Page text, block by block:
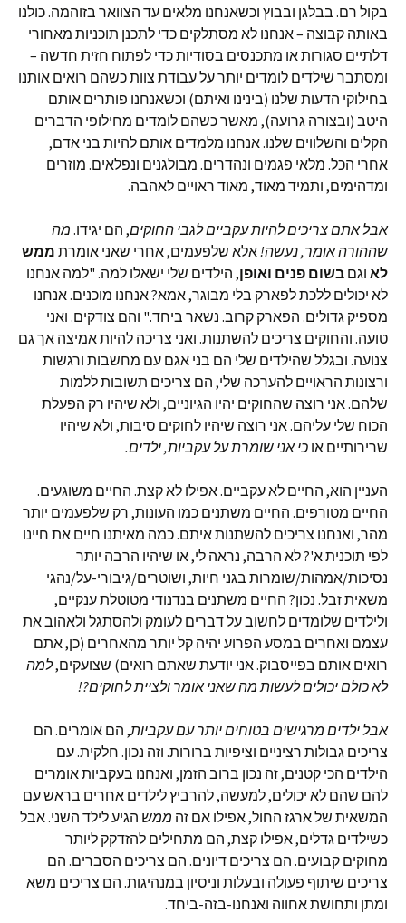
בקול רם. בבלגן ובבוץ וכשאנחנו מלאים עד הצוואר בזוהמה. כולנו
באותה קבוצה – אנחנו לא מסתלקים כדי לתכנן תוכניות מאחורי
דלתיים סגורות או מתכנסים בסודיות כדי לפתוח חזית חדשה –
ומסתבר שילדים לומדים יותר על עבודת צוות כשהם רואים אותנו
בחילוקי הדעות שלנו (בינינו ואיתם) וכשאנחנו פותרים אותם
היטב (ובצורה גרועה), מאשר כשהם לומדים מחילופי הדברים
הקלים והשלווים שלנו. אנחנו מלמדים אותם להיות בני אדם,
אחרי הכל. מלאי פגמים ונהדרים. מבולגנים ונפלאים. מוזרים
ומדהימים, ותמיד מאוד, מאוד ראויים לאהבה.
אבל אתם צריכים להיות עקביים לגבי החוקים, הם יגידו. מה
שההורה אומר, נעשה!אלא שלפעמים, אחרי שאני אומרת ממש
לא וגם בשום פנים ואופן, הילדים שלי ישאלו למה. "למה אנחנו
לא יכולים ללכת לפארק בלי מבוגר, אמא? אנחנו מוכנים. אנחנו
מספיק גדולים. הפארק קרוב. נשאר ביחד." והם צודקים. ואני
טועה. והחוקים צריכים להשתנות. ואני צריכה להיות אמיצה אך גם
צנועה. ובגלל שהילדים שלי הם בני אגם עם מחשבות ורגשות
ורצונות הראויים להערכה שלי, הם צריכים תשובות ללמות
שלהם. אני רוצה שהחוקים יהיו הגיוניים, ולא שיהיו רק הפעלת
הכוח שלי עליהם. אני רוצה שיהיו לחוקים סיבות, ולא שיהיו
שרירותיים או כי אני שומרת על עקביות, ילדים.
העניין הוא, החיים לא עקביים. אפילו לא קצת. החיים משוגעים.
החיים מטורפים. החיים משתנים כמו העונות, רק שלפעמים יותר
מהר, ואנחנו צריכים להשתנות איתם. כמה מאיתנו חיים את חיינו
לפי תוכנית א'? לא הרבה, נראה לי, או שיהיו הרבה יותר
נסיכות/אמהות/שומרות בגני חיות, ושוטרים/גיבורי-על/נהגי
משאית זבל. נכון? החיים משתנים בנדנודי מטוטלת ענקיים,
ולילדים שלומדים לחשוב על דברים לעומק ולהסתגל ולאהוב את
עצמם ואחרים במסע הפרוע יהיה קל יותר מהאחרים (כן, אתם
רואים אותם בפייסבוק. אני יודעת שאתם רואים) שצועקים,למה
לא כולם יכולים לעשות מה שאני אומר ולציית לחוקים?!
אבל ילדים מרגישים בטוחים יותר עם עקביות, הם אומרים. הם
צריכים גבולות רציניים וציפיות ברורות. וזה נכון. חלקית. עם
הילדים הכי קטנים, זה נכון ברוב הזמן, ואנחנו בעקביות אומרים
להם שהם לא יכולים, למעשה, להרביץ לילדים אחרים בראש עם
המשאית של ארגז החול, אפילו אם זה ממש הגיע לילד השני. אבל
כשילדים גדלים, אפילו קצת, הם מתחילים להזדקק ליותר
מחוקים קבועים. הם צריכים דיונים. הם צריכים הסברים. הם
צריכים שיתוף פעולה ובעלות וניסיון במנהיגות. הם צריכים משא
ומתן ותחושת אחווה ואנחנו-בזה-ביחד.